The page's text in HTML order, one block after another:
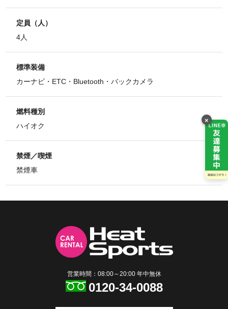
定員（人）
4人
標準装備
カーナビ・ETC・Bluetooth・バックカメラ
燃料種別
ハイオク
禁煙／喫煙
禁煙車
×
営業時間：08:00～20:00 年中無休
0120-34-0088